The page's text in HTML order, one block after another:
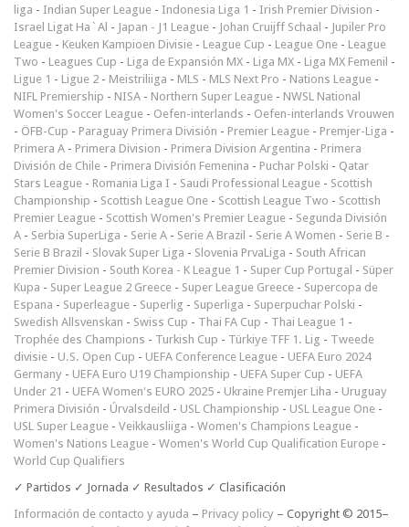
liga - Indian Super League - Indonesia Liga 1 - Irish Premier Division -
Israel Ligat Ha`Al - Japan - J1 League - Johan Cruijff Schaal - Jupiler Pro
League - Keuken Kampioen Divisie - League Cup - League One - League
Two - Leagues Cup - Liga de Expansión MX - Liga MX - Liga MX Femenil -
Ligue 1 - Ligue 2 - Meistriliiga - MLS - MLS Next Pro - Nations League -
NIFL Premiership - NISA - Northern Super League - NWSL National
Women's Soccer League - Oefen-interlands - Oefen-interlands Vrouwen
- ÖFB-Cup - Paraguay Primera División - Premier League - Premjer-Liga -
Primera A - Primera Division - Primera Division Argentina - Primera
División de Chile - Primera División Femenina - Puchar Polski - Qatar
Stars League - Romania Liga I - Saudi Professional League - Scottish
Championship - Scottish League One - Scottish League Two - Scottish
Premier League - Scottish Women's Premier League - Segunda División
A - Serbia SuperLiga - Serie A - Serie A Brazil - Serie A Women - Serie B -
Serie B Brazil - Slovak Super Liga - Slovenia PrvaLiga - South African
Premier Division - South Korea - K League 1 - Super Cup Portugal - Süper
Kupa - Super League 2 Greece - Super League Greece - Supercopa de
Espana - Superleague - Superlig - Superliga - Superpuchar Polski -
Swedish Allsvenskan - Swiss Cup - Thai FA Cup - Thai League 1 -
Trophée des Champions - Turkish Cup - Türkiye TFF 1. Lig - Tweede
divisie - U.S. Open Cup - UEFA Conference League - UEFA Euro 2024
Germany - UEFA Euro U19 Championship - UEFA Super Cup - UEFA
Under 21 - UEFA Women's EURO 2025 - Ukraine Premjer Liha - Uruguay
Primera División - Úrvalsdeild - USL Championship - USL League One -
USL Super League - Veikkausliiga - Women's Champions League -
Women's Nations League - Women's World Cup Qualification Europe -
World Cup Qualifiers
✓ Partidos ✓ Jornada ✓ Resultados ✓ Clasificación
Información de contacto y ayuda – Privacy policy – Copyright © 2015–